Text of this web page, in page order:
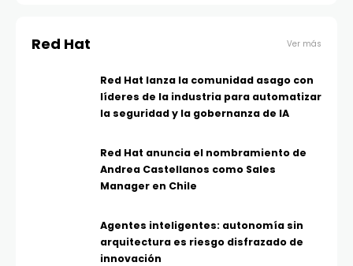
Red Hat Ver más
Red Hat lanza la comunidad asago con
líderes de la industria para automatizar
la seguridad y la gobernanza de IA
Red Hat anuncia el nombramiento de
Andrea Castellanos como Sales
Manager en Chile
Agentes inteligentes: autonomía sin
arquitectura es riesgo disfrazado de
innovación